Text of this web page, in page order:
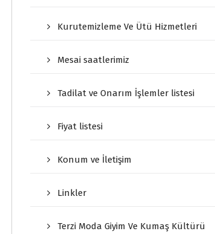
Kurutemizleme Ve Ütü Hizmetleri
Mesai saatlerimiz
Tadilat ve Onarım İşlemler listesi
Fiyat listesi
Konum ve İletişim
Linkler
Terzi Moda Giyim Ve Kumaş Kültürü